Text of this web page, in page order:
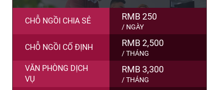
CHỖ NGỒI CHIA SẺ RMB 250
/ NGÀY
CHỖ NGỒI CỐ ĐỊNH RMB 2,500
/ THÁNG
VĂN PHÒNG DỊCH
VỤ
RMB 3,300
/ THÁNG